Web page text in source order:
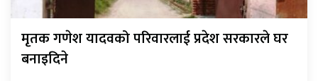
मृतक गणेश यादवको परिवारलाई प्रदेश सरकारले घर
बनाइदिने